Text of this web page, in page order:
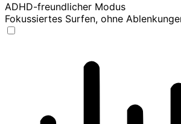
ADHD-freundlicher Modus
Fokussiertes Surfen, ohne